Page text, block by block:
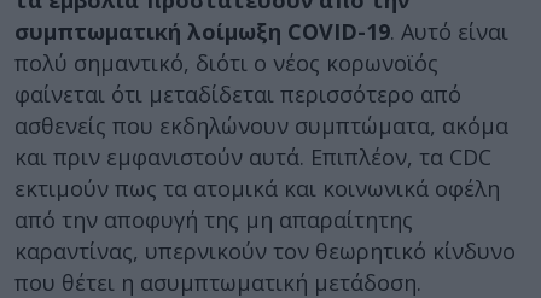
συμπτωματική λοίμωξη COVID-19. Αυτό είναι
πολύ σημαντικό, διότι ο νέος κορωνοϊός
φαίνεται ότι μεταδίδεται περισσότερο από
ασθενείς που εκδηλώνουν συμπτώματα, ακόμα
και πριν εμφανιστούν αυτά. Επιπλέον, τα CDC
εκτιμούν πως τα ατομικά και κοινωνικά οφέλη
από την αποφυγή της μη απαραίτητης
καραντίνας, υπερνικούν τον θεωρητικό κίνδυνο
που θέτει η ασυμπτωματική μετάδοση.